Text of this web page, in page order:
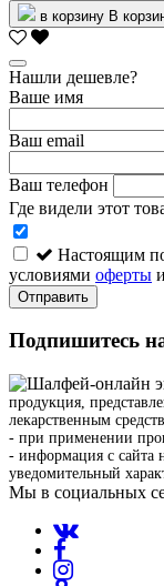
в корзину В
Нашли дешевле?
Ваше имя
Ваш email
Ваш телефон
Где видели этот
Настоящим
условиями оферты и
Отправить
Подпишитесь
продукция,
лекарственным
- при применении
- информация с сайта
уведомительный
Мы в социальных